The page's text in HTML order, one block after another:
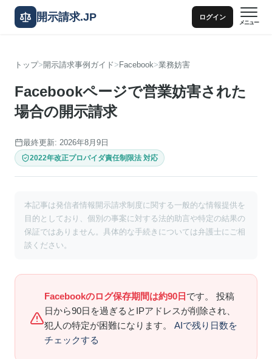
開示請求.JP ログイン
メニュー
トップ 開示請求事例ガイド Facebook 業務妨害
Facebookページで営業妨害された
場合の開示請求
最終更新: 2026年8月9日
2022年改正プロバイダ責任制限法 対応
本記事は発信者情報開示請求制度に関する一般的な情報提供を
目的としており、個別の事案に対する法的助言や特定の結果の
保証ではありません。具体的な手続きについては弁護士にご相
談ください。
Facebookのログ保存期間は約90日 です。 投稿
日から90日を過ぎるとIPアドレスが削除され、
犯人の特定が困難になります。 AIで残り日数を
チェックする